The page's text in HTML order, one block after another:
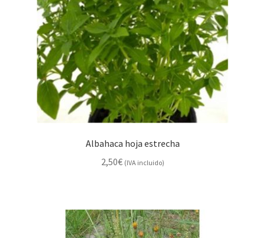
Albahaca hoja estrecha
2,50€ (IVA incluido)